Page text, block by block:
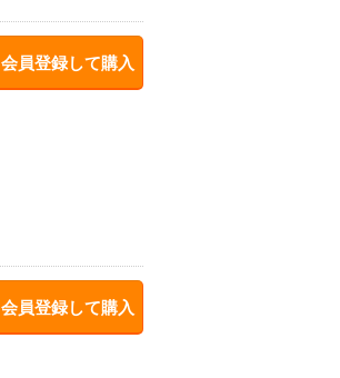
会員登録して購入
会員登録して購入